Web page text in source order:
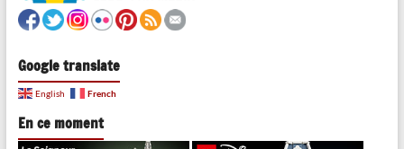
Google translate
English French
En ce moment